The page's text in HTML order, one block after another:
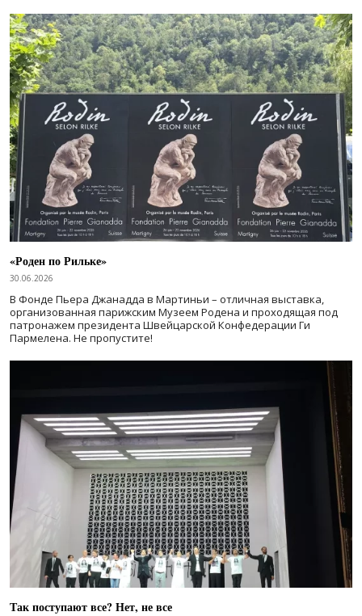
«Роден по Рильке»
30.06.2026
В Фонде Пьера Джанадда в Мартиньи – отличная выставка,
организованная парижским Музеем Родена и проходящая под
патронажем президента Швейцарской Конфедерации Ги
Пармелена. Не пропустите!
Так поступают все? Нет, не все